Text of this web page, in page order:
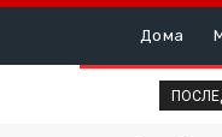
Дома